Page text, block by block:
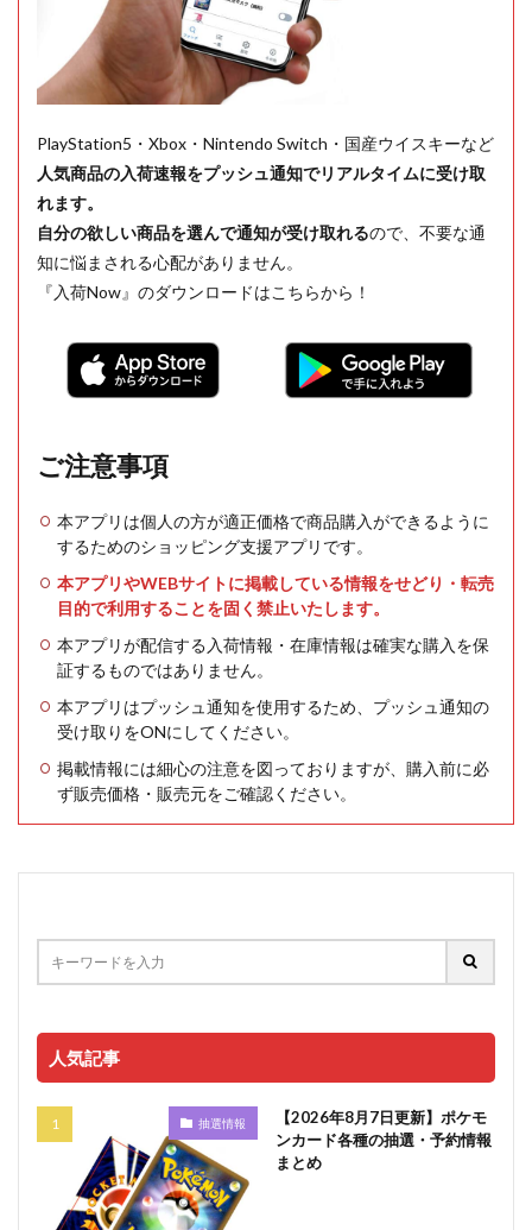
PlayStation5・Xbox・Nintendo Switch・国産ウイスキーなど
人気商品の入荷速報をプッシュ通知でリアルタイムに受け取
れます。
自分の欲しい商品を選んで通知が受け取れるので、不要な通
知に悩まされる心配がありません。
『入荷Now』のダウンロードはこちらから！
ご注意事項
本アプリは個人の方が適正価格で商品購入ができるように
するためのショッピング支援アプリです。
本アプリやWEBサイトに掲載している情報をせどり・転売
目的で利用することを固く禁止いたします。
本アプリが配信する入荷情報・在庫情報は確実な購入を保
証するものではありません。
本アプリはプッシュ通知を使用するため、プッシュ通知の
受け取りをONにしてください。
掲載情報には細心の注意を図っておりますが、購入前に必
ず販売価格・販売元をご確認ください。
人気記事
抽選情報
【2026年8月7日更新】ポケモ
ンカード各種の抽選・予約情報
まとめ